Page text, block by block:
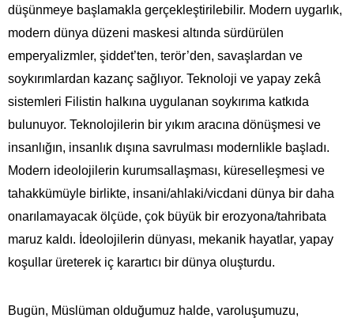
düşünmeye başlamakla gerçekleştirilebilir. Modern uygarlık,
modern dünya düzeni maskesi altında sürdürülen
emperyalizmler, şiddet’ten, terör’den, savaşlardan ve
soykırımlardan kazanç sağlıyor. Teknoloji ve yapay zekâ
sistemleri Filistin halkına uygulanan soykırıma katkıda
bulunuyor. Teknolojilerin bir yıkım aracına dönüşmesi ve
insanlığın, insanlık dışına savrulması modernlikle başladı.
Modern ideolojilerin kurumsallaşması, küreselleşmesi ve
tahakkümüyle birlikte, insani/ahlaki/vicdani dünya bir daha
onarılamayacak ölçüde, çok büyük bir erozyona/tahribata
maruz kaldı. İdeolojilerin dünyası, mekanik hayatlar, yapay
koşullar üreterek iç karartıcı bir dünya oluşturdu.
Bugün, Müslüman olduğumuz halde, varoluşumuzu,